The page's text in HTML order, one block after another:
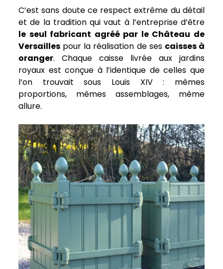
C’est sans doute ce respect extrême du détail
et de la tradition qui vaut à l’entreprise d’être
le seul fabricant agréé par le Château de
Versailles pour la réalisation de ses caisses à
oranger. Chaque caisse livrée aux jardins
royaux est conçue à l’identique de celles que
l’on trouvait sous Louis XIV : mêmes
proportions, mêmes assemblages, même
allure.